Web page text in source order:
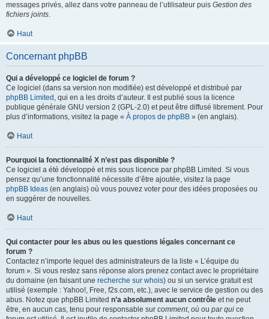
messages privés, allez dans votre panneau de l’utilisateur puis Gestion des
fichiers joints.
Haut
Concernant phpBB
Qui a développé ce logiciel de forum ?
Ce logiciel (dans sa version non modifiée) est développé et distribué par
phpBB Limited , qui en a les droits d’auteur. Il est publié sous la licence
publique générale GNU version 2 (GPL-2.0) et peut être diffusé librement. Pour
plus d’informations, visitez la page « À propos de phpBB » (en anglais).
Haut
Pourquoi la fonctionnalité X n’est pas disponible ?
Ce logiciel a été développé et mis sous licence par phpBB Limited. Si vous
pensez qu’une fonctionnalité nécessite d’être ajoutée, visitez la page
phpBB Ideas (en anglais) où vous pouvez voter pour des idées proposées ou
en suggérer de nouvelles.
Haut
Qui contacter pour les abus ou les questions légales concernant ce
forum ?
Contactez n’importe lequel des administrateurs de la liste « L’équipe du
forum ». Si vous restez sans réponse alors prenez contact avec le propriétaire
du domaine (en faisant une recherche sur whois) ou si un service gratuit est
utilisé (exemple : Yahoo!, Free, f2s.com, etc.), avec le service de gestion ou des
abus. Notez que phpBB Limited n’a absolument aucun contrôle et ne peut
être, en aucun cas, tenu pour responsable sur comment, où ou par qui ce